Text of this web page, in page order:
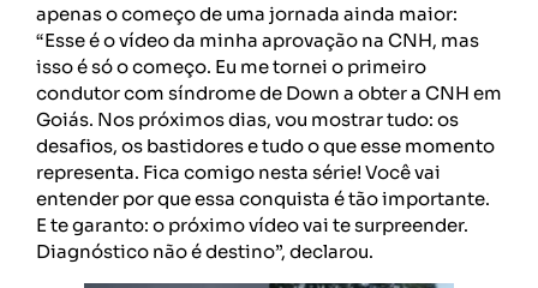
apenas o começo de uma jornada ainda maior:
“Esse é o vídeo da minha aprovação na CNH, mas
isso é só o começo. Eu me tornei o primeiro
condutor com síndrome de Down a obter a CNH em
Goiás. Nos próximos dias, vou mostrar tudo: os
desafios, os bastidores e tudo o que esse momento
representa. Fica comigo nesta série! Você vai
entender por que essa conquista é tão importante.
E te garanto: o próximo vídeo vai te surpreender.
Diagnóstico não é destino”, declarou.